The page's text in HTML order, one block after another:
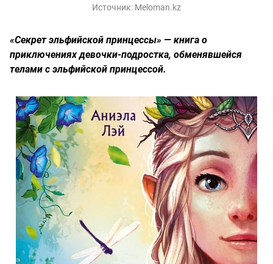
Источник: Meloman.kz
«Секрет эльфийской принцессы» — книга о
приключениях девочки-подростка, обменявшейся
телами с эльфийской принцессой.